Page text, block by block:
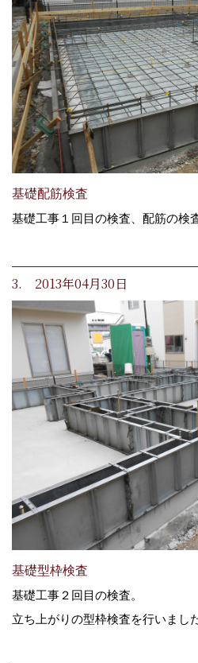
基礎配筋検査
基礎工事１回目の検査、配筋の検
3. 2013年04月30日
基礎型枠検査
基礎工事２回目の検査。
立ち上がりの型枠検査を行いました